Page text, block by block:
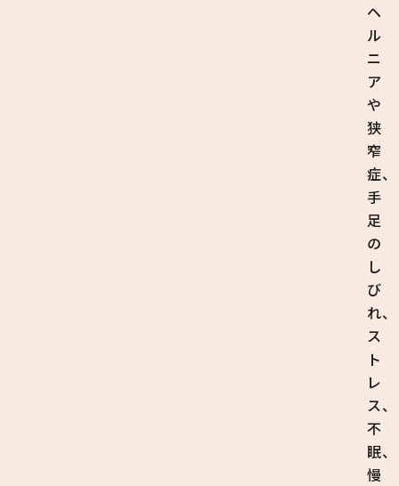
ヘ
ル
ニ
ア
や
狭
窄
症、
手
足
の
し
び
れ、
ス
ト
レ
ス、
不
眠、
慢